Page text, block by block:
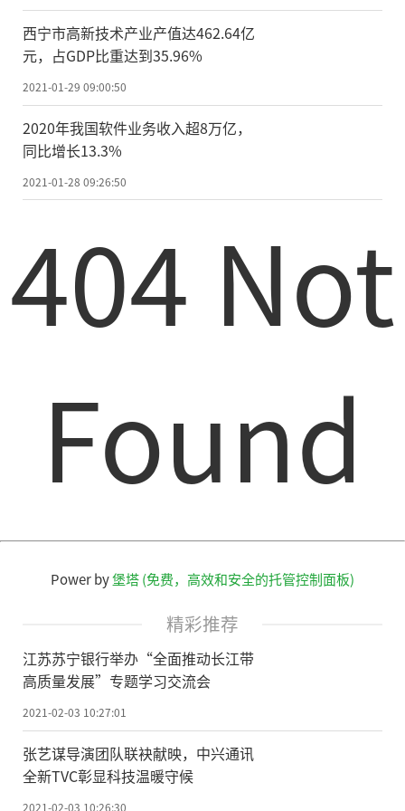
对于“抖音支付”的上线，抖音相关负
责人回复《经济参考报》记者表示，抖音支
付作为目前若干主要支付方式的补充，更好
地服务抖音用户。抖音最新公布的数据显
示，截至2020年8月，抖音日活跃用户突破6
亿，截至2020年12月，抖音日均视频搜索次
数突破4亿。
联网巨头企业也正加速布局第三方支付。拼
多多主体公司近日申请了“拼多多支付”商
标。去年，拼多多就已开始测试“多多钱
完成对“bilibilipay.com”“bilibilipay.c
n”等支付域名的备案。此前，B站就已开始
招聘支付开发工程师，以及支付开发经理。
快手也已通过收购持牌支付机构易联支付间
接获得支付牌照。此外，滴滴、美团、携程
等也已入局支付领域。
易观金融行业资深分析师王蓬博表示，
互联网巨头借助自身流量搭建支付体系将成
为未来的发展趋势。支付业务将帮助企业完
成更多商业的连接，比如金融、营销等，开
西宁市高新技术产业产值达462.64亿
元，占GDP比重达到35.96%
2021-01-29 09:00:50
2020年我国软件业务收入超8万亿，
同比增长13.3%
2021-01-28 09:26:50
404 Not
Found
Power by堡塔 (免费，高效和安全的托管控制面板)
精彩推荐
江苏苏宁银行举办“全面推动长江带
高质量发展”专题学习交流会
2021-02-03 10:27:01
张艺谋导演团队联袂献映，中兴通讯
全新TVC彰显科技温暖守候
2021-02-03 10:26:30